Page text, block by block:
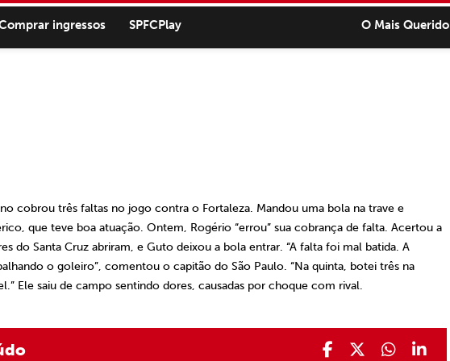
ingressos SPFCPlay O Mais Querido
cobrou três faltas no jogo contra o Fortaleza. Mandou uma bola na trave e
que teve boa atuação. Ontem, Rogério “errou” sua cobrança de falta. Acertou a
do Santa Cruz abriram, e Guto deixou a bola entrar. “A falta foi mal batida. A
o goleiro”, comentou o capitão do São Paulo. “Na quinta, botei três na
Ele saiu de campo sentindo dores, causadas por choque com rival.